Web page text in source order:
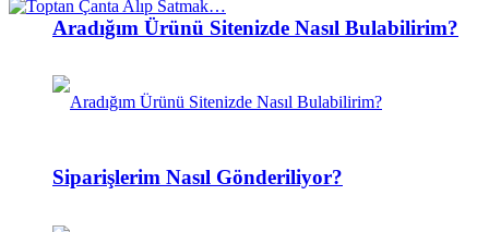
Aradığım Ürünü Sitenizde Nasıl Bulabilirim?
Siparişlerim Nasıl Gönderiliyor?